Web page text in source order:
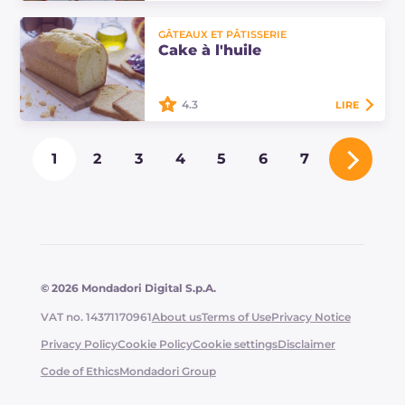
étages sans cuisson très facile et
rapide à préparer, parfait pour
GÂTEAUX ET PÂTISSERIE
Cake à l'huile
Le cake à l'huile est réalisé avec de
l'huile d'olive à la place du beurre,
aromatisé à l'orange, c'est le gâteau
4.3 LIRE
1 2 3 4 5 6 7
© 2026 Mondadori Digital S.p.A.
VAT no. 14371170961About usTerms of UsePrivacy Notice
Privacy PolicyCookie PolicyCookie settingsDisclaimer
Code of EthicsMondadori Group